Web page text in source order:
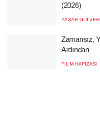
(2026)
YAŞAR
Zamansız,
Ardından
FIL'M HAFIZASI